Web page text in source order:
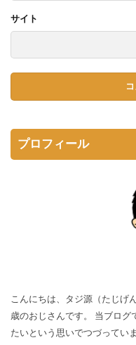
サイト
プロフィール
こんにちは、タジ源（たじげ
歳のおじさんです。 当ブログ
たいという思いでつづってい